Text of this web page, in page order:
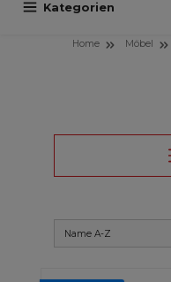
Kategorien
Home Möbel